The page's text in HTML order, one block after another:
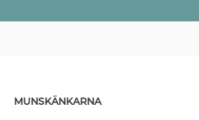
MUNSKÄNKARNA